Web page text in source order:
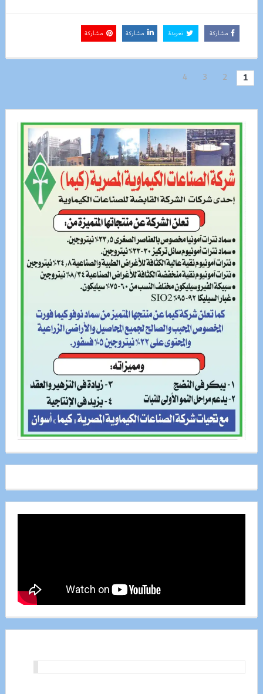
مشاركة تغريدة مشاركة مشاركة
1
2
3
4